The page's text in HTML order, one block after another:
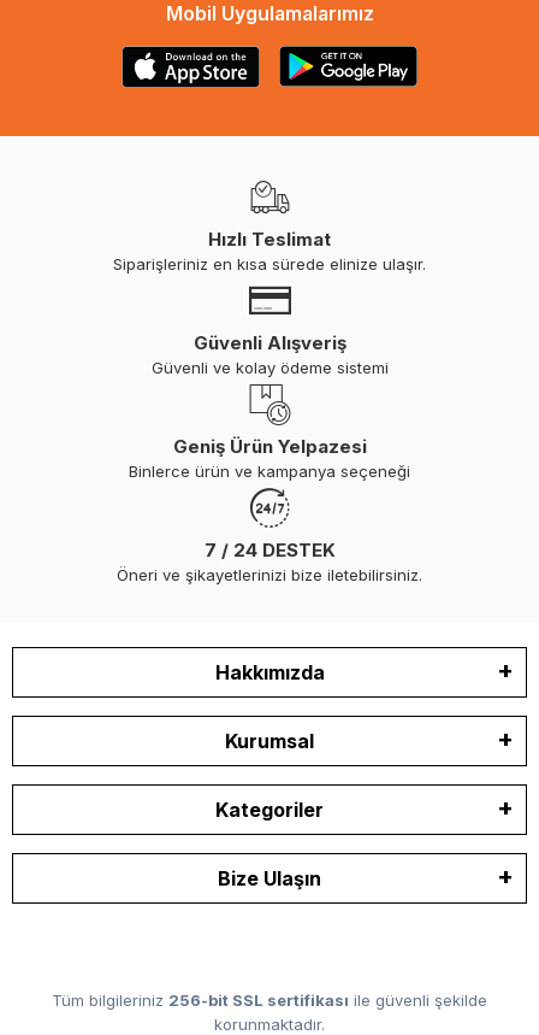
Mobil Uygulamalarımız
Hızlı Teslimat
Siparişleriniz en kısa sürede elinize ulaşır.
Güvenli Alışveriş
Güvenli ve kolay ödeme sistemi
Geniş Ürün Yelpazesi
Binlerce ürün ve kampanya seçeneği
7 / 24 DESTEK
Öneri ve şikayetlerinizi bize iletebilirsiniz.
Hakkımızda
Kurumsal
Kategoriler
Bize Ulaşın
Tüm bilgileriniz 256-bit SSL sertifikası ile güvenli şekilde
korunmaktadır.